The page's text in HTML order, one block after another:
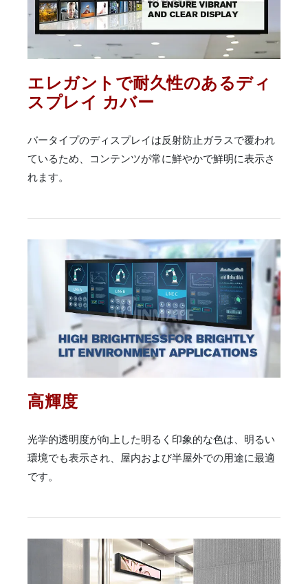
エレガントで耐久性のあるディ
スプレイ カバー
バータイプのディスプレイは反射防止ガラスで覆われ
ているため、コンテンツが常に鮮やかで鮮明に表示さ
れます。
高輝度
光学的透明度が向上した明るく印象的な色は、明るい
環境でも表示され、屋内および半屋外での用途に最適
です。